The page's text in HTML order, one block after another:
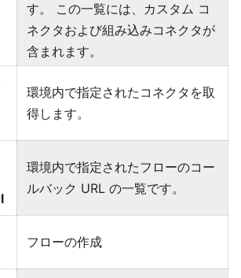
す。 この一覧には、カスタム コ
ネクタおよび組み込みコネクタが
含まれます。
環境内で指定されたコネクタを取
得します。
環境内で指定されたフローのコー
ルバック URL の一覧です。
フローの作成